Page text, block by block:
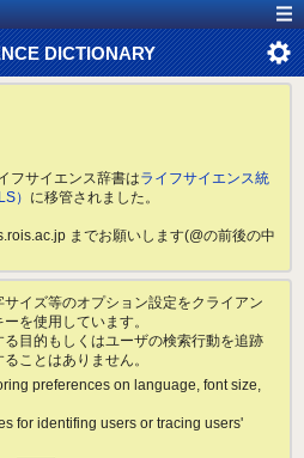
DICTIONARY
フサイエンス辞書はライフサイエンス統
） に移管されました。
までお願いします(@の前後の中
イズ等のオプション設定をクライアン
を使用しています。
目的もしくはユーザの検索行動を追跡
ことはありません。
preferences on language, font size,
for identifing users or tracing users'